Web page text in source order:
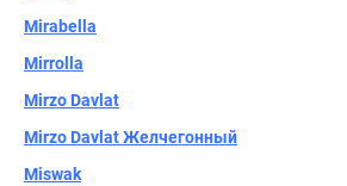
Mirabella
Mirrolla
Mirzo Davlat
Mirzo Davlat Желчегонный
Miswak